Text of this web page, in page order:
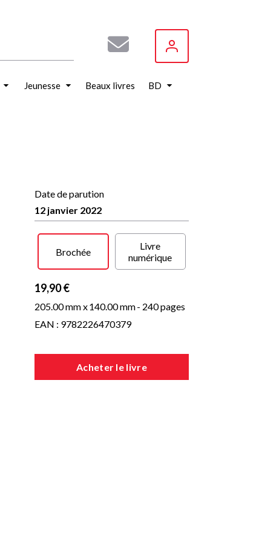
Jeunesse Beaux livres BD
Date de parution
12 janvier 2022
Brochée
Livre
numérique
19,90 €
205.00 mm x140.00 mm- 240 pages
EAN : 9782226470379
Acheter le livre